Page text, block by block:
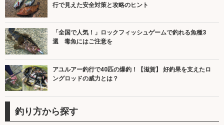
行で見えた安全対策と攻略のヒント
「全国で人気！」ロックフィッシュゲームで釣れる魚種3
選 毒魚にはご注意を
アユルアー釣行で40匹の爆釣！【滋賀】 好釣果を支えたロ
ングロッドの威力とは？
釣り方から探す